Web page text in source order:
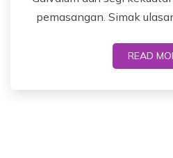
pemasangan. Simak
READ